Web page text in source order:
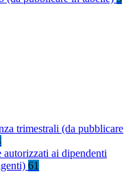
trimestrali (da pubblicare
ai dipendenti
61